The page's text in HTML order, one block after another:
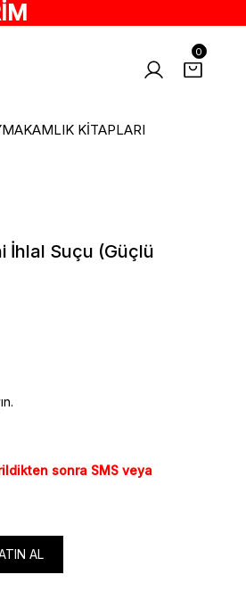
0
KİTAPLARI
İhlal Suçu (Güçlü
sonra SMS veya
AL